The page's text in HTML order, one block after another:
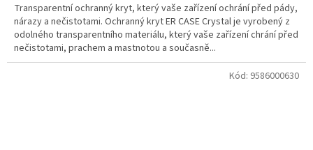
Transparentní ochranný kryt, který vaše zařízení ochrání před pády,
nárazy a nečistotami. Ochranný kryt ER CASE Crystal je vyrobený z
odolného transparentního materiálu, který vaše zařízení chrání před
nečistotami, prachem a mastnotou a současně...
Kód: 9586000630